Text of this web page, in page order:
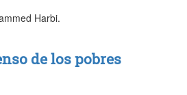
Harbi.
de los pobres